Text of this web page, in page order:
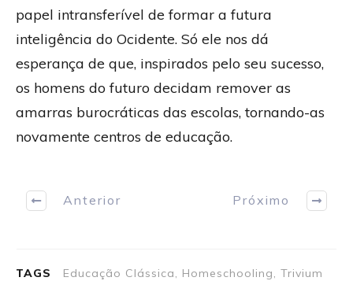
papel intransferível de formar a futura
inteligência do Ocidente. Só ele nos dá
esperança de que, inspirados pelo seu sucesso,
os homens do futuro decidam remover as
amarras burocráticas das escolas, tornando-as
novamente centros de educação.
Anterior Próximo
TAGS Educação Clássica, Homeschooling, Trivium